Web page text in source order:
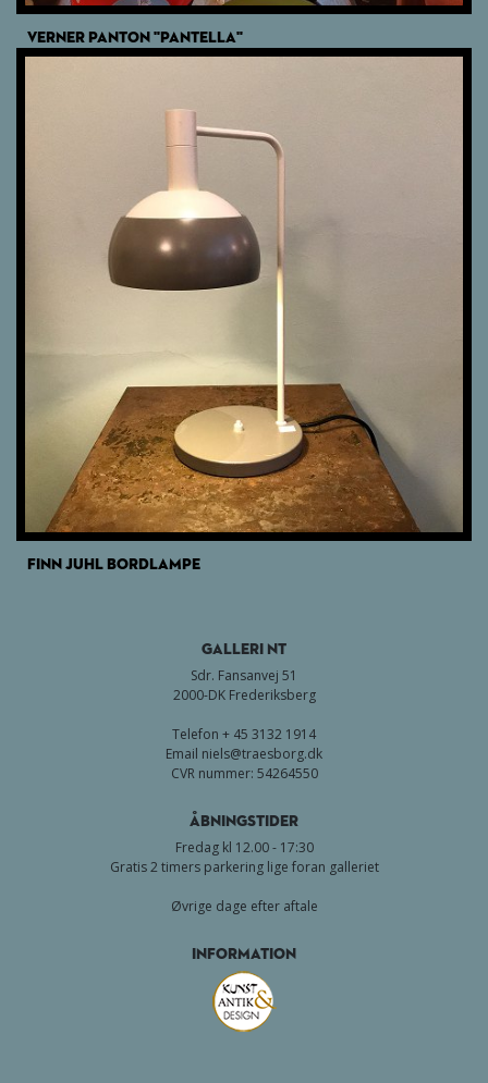
VERNER PANTON "PANTELLA"
FINN JUHL BORDLAMPE
GALLERI NT
Sdr. Fansanvej 51
2000-DK Frederiksberg
Telefon + 45 3132 1914
Email niels@traesborg.dk
CVR nummer: 54264550
Åbningstider
Fredag kl 12.00 - 17:30
Gratis 2 timers parkering lige foran galleriet
Øvrige dage efter aftale
Information